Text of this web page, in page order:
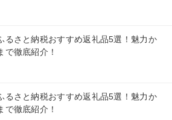
るさと納税おすすめ返礼品5選！魅力か
で徹底紹介！
るさと納税おすすめ返礼品5選！魅力か
で徹底紹介！